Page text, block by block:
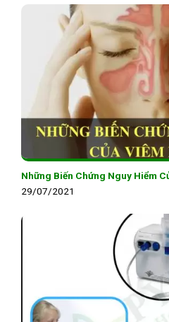
Những Biến Chứng Nguy Hiểm
29/07/2021